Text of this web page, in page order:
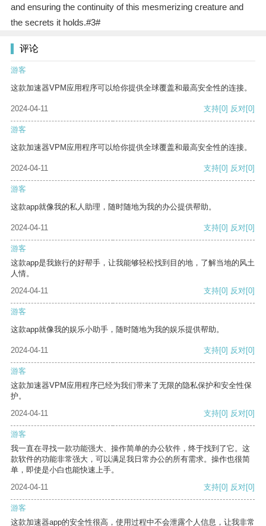
and ensuring the continuity of this mesmerizing creature and
the secrets it holds.#3#
评论
游客
这款加速器VPM应用程序可以给你提供全球覆盖和最高安全性的连接。
2024-04-11 支持[0] 反对[0]
游客
这款加速器VPM应用程序可以给你提供全球覆盖和最高安全性的连接。
2024-04-11 支持[0] 反对[0]
游客
这款app就像我的私人助理，随时随地为我的办公提供帮助。
2024-04-11 支持[0] 反对[0]
游客
这款app是我旅行的好帮手，让我能够轻松找到目的地，了解当地的风土
人情。
2024-04-11
支持[0] 反对[0]
游客
这款app就像我的娱乐小助手，随时随地为我的娱乐提供帮助。
2024-04-11 支持[0] 反对[0]
游客
这款加速器VPM应用程序已经为我们带来了无限的隐私保护和安全性保
护。
2024-04-11
支持[0] 反对[0]
游客
我一直在寻找一款功能强大、操作简单的办公软件，终于找到了它。这
款软件的功能非常强大，可以满足我日常办公的所有需求。操作也很简
单，即使是小白也能快速上手。
2024-04-11
支持[0] 反对[0]
游客
这款加速器app的安全性很高，使用过程中不会泄露个人信息，让我非常